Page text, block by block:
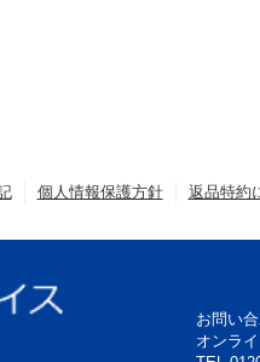
個人情報保護方針 返品特約
お問い
オンラ